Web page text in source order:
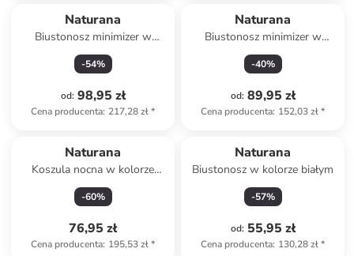
Naturana
Biustonosz minimizer w
kolorze beżowym
-54%
od: 98,95 zł
Cena producenta: 217,28 zł*
Naturana
Biustonosz minimizer w
kolorze jasnoróżowym
-40%
od: 89,95 zł
Cena producenta: 152,03 zł*
Naturana
Koszula nocna w kolorze
niebieskim
-60%
76,95 zł
Cena producenta: 195,53 zł*
Naturana
Biustonosz w kolorze białym
-57%
od: 55,95 zł
Cena producenta: 130,28 zł*